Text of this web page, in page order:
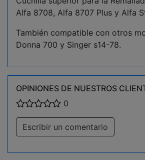
Alfa 8708, Alfa 8707 Plus y Alfa
También compatible con otros
Donna 700 y Singer s14-78.
OPINIONES DE NUESTROS
0
Escribir un comentario